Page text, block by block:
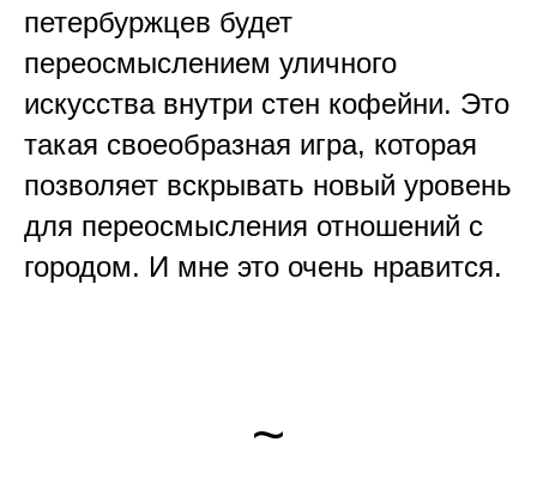
петербуржцев будет
переосмыслением уличного
искусства внутри стен кофейни. Это
такая своеобразная игра, которая
позволяет вскрывать новый уровень
для переосмысления отношений с
городом. И мне это очень нравится.
~